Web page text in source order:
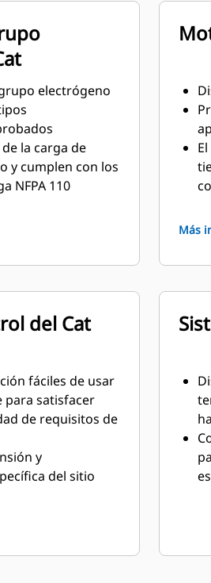
electrógeno
la carga de
y cumplen con los
NFPA 110
estado
Más
del Cat
fáciles de usar
para satisfacer
de requisitos de
y
del sitio